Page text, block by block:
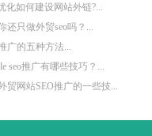
化如何建设网站外链?...
还只做外贸seo吗？...
广的五种方法...
seo推广有哪些技巧？...
贸网站SEO推广的一些技...